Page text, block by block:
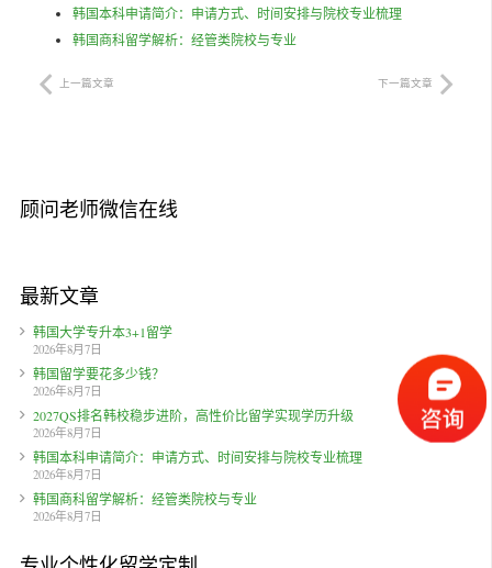
韩国本科申请简介：申请方式、时间安排与院校专业梳理
韩国商科留学解析：经管类院校与专业
上一篇文章 下一篇文章
顾问老师微信在线
最新文章
韩国大学专升本3+1留学
2026年8月7日
韩国留学要花多少钱？
2026年8月7日
2027QS排名韩校稳步进阶，高性价比留学实现学历升级
2026年8月7日
韩国本科申请简介：申请方式、时间安排与院校专业梳理
2026年8月7日
韩国商科留学解析：经管类院校与专业
2026年8月7日